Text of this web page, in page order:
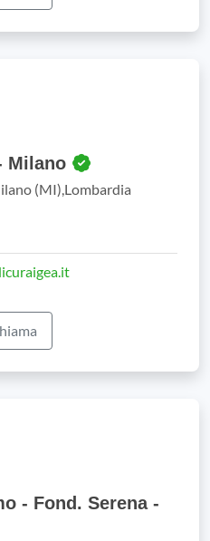
Milano
(MI),Lombardia
- Fond. Serena -